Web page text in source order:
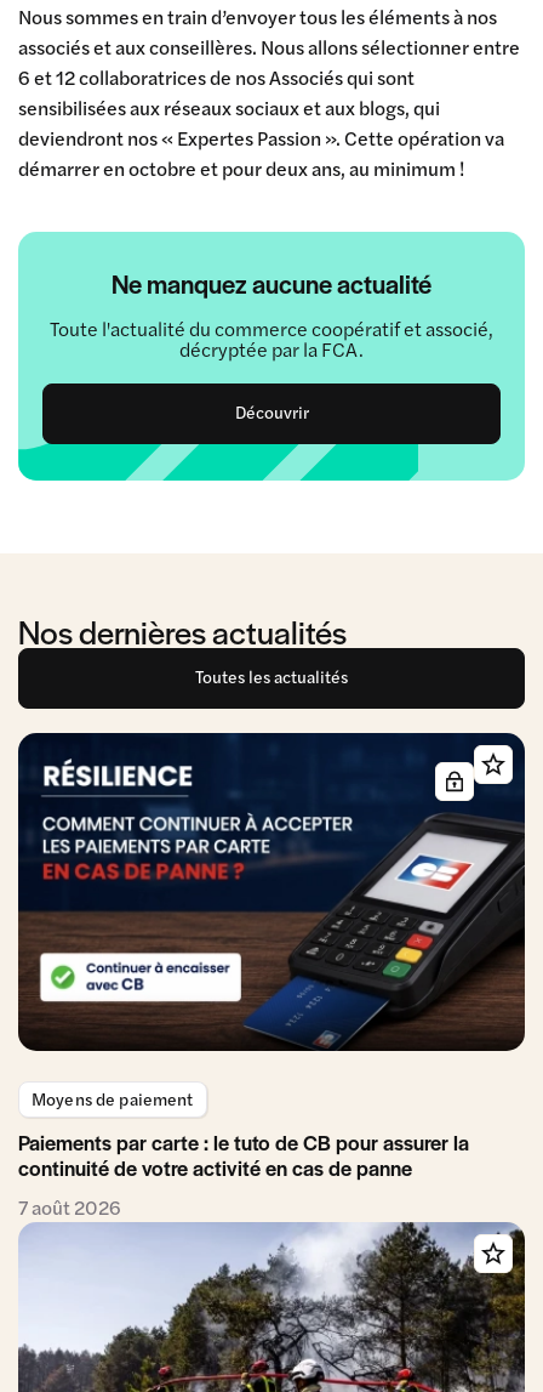
Ne manquez aucune actualité
Toute l'actualité du commerce coopératif et associé,
décryptée par la FCA.
Découvrir
Nous sommes en train d’envoyer tous les éléments à nos
associés et aux conseillères. Nous allons sélectionner entre
6 et 12 collaboratrices de nos Associés qui sont
sensibilisées aux réseaux sociaux et aux blogs, qui
deviendront nos « Expertes Passion ». Cette opération va
démarrer en octobre et pour deux ans, au minimum !
Nos dernières actualités
Toutes les actualités
Moyens de paiement
Paiements par carte : le tuto de CB pour assurer la
continuité de votre activité en cas de panne
7 août 2026